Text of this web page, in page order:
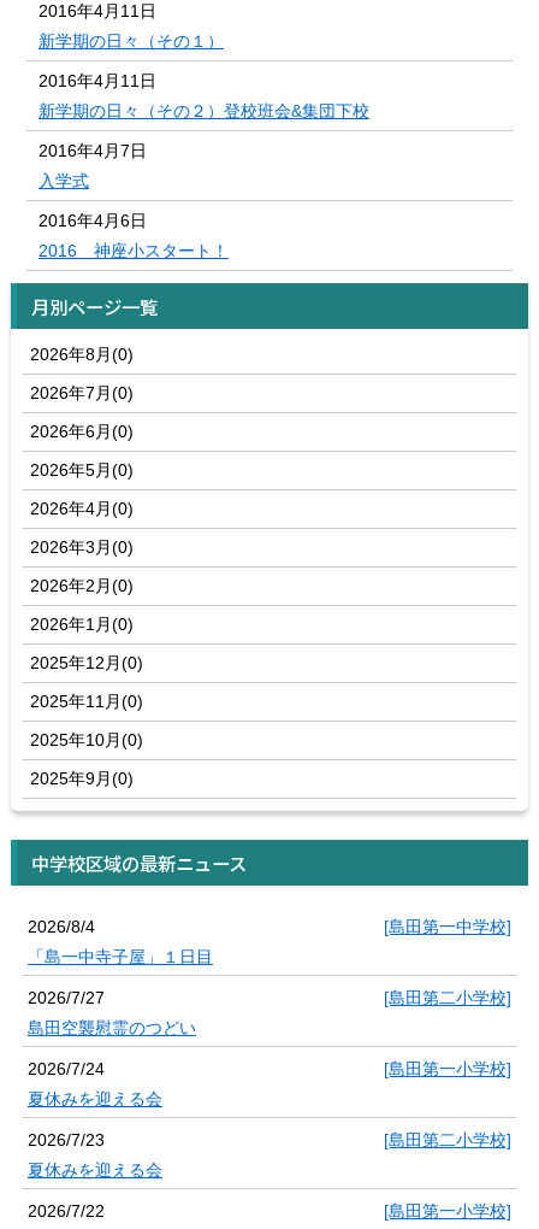
2016年4月11日
新学期の日々（その１）
2016年4月11日
新学期の日々（その２）登校班会&集団下校
2016年4月7日
入学式
2016年4月6日
2016 神座小スタート！
月別ページ一覧
2026年8月(0)
2026年7月(0)
2026年6月(0)
2026年5月(0)
2026年4月(0)
2026年3月(0)
2026年2月(0)
2026年1月(0)
2025年12月(0)
2025年11月(0)
2025年10月(0)
2025年9月(0)
中学校区域の最新ニュース
2026/8/4
[島田第一中学校]
「島一中寺子屋」１日目
2026/7/27
[島田第二小学校]
島田空襲慰霊のつどい
2026/7/24
[島田第一小学校]
夏休みを迎える会
2026/7/23
[島田第二小学校]
夏休みを迎える会
2026/7/22
[島田第一小学校]